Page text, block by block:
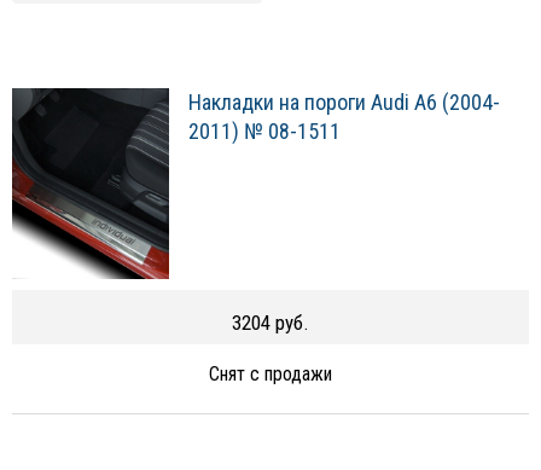
Накладки на пороги Audi A6 (2004-
2011) № 08-1511
3204 руб.
Снят с продажи